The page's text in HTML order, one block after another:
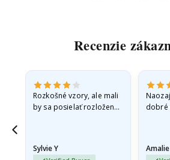
Recenzie
Rozkošné vzory, ale mali
by sa posielať rozložené
Sylvie Y
dobré